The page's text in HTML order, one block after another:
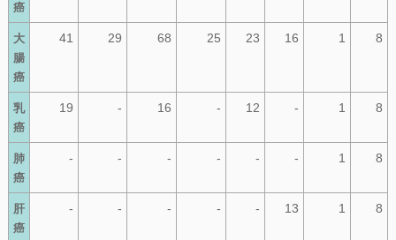
癌
大
腸
癌
41 29 68 25 23 16 1 8
乳
癌
19 - 16 - 12 - 1 8
肺
癌
- - - - - - 1 8
肝
癌
- - - - - 13 1 8